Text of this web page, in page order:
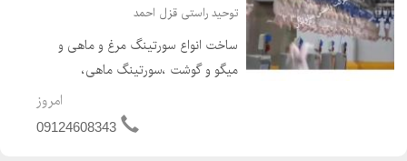
توحید راستی قزل احمد
ساخت انواع سورتینگ مرغ و ماهی و
میگو و گوشت ،سورتینگ ماهی،
سورتینگ میگو، سورتینگ زمینی مرغ
،سورتینگ هوایی مرغ، سورتر مرغ و
امروز
09124608343